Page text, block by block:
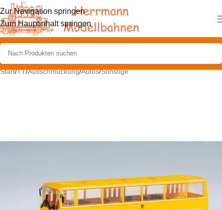
Zur Navigation springen
Zum Hauptinhalt springen
Start/TT/Ausschmückung/Autos/Sonstige